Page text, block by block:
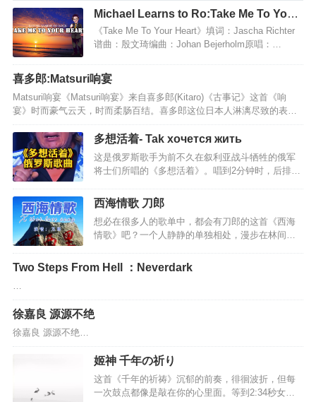
Michael Learns to Ro:Take Me To Your
Heart
《Take Me To Your Heart》填词：Jascha Richter
谱曲：殷文琦编曲：Johan Bejerholm原唱：
snow藏身于雨雪之中Trying to forget but I won't let
go努力忘记,但我怎能就这样离去Looking at a
crowded street看着熙熙攘攘的街道Listening to my
own heart beat却只能听见自…
喜多郎:Matsuri响宴
Matsuri响宴《Matsuri响宴》来自喜多郎(Kitaro)《古事记》这首《响
宴》时而豪气云天，时而柔肠百结。喜多郎这位日本人淋漓尽致的表达
了中国传统文化之中的一脉清奇、潇洒、隐逸、放达的神韵。这种神韵
在庄周的子非鱼，安知我不知鱼之乐”，嵇康的目送归鸿，手挥五弦。俯
仰自得，游心太玄。”，陶渊明的采菊东篱下，悠然见南山”，李太白的明
朝散发弄扁舟”，苏东坡的一蓑烟雨任平生”文字中都有相似的影子。听这
首曲子，觉着它摄人心魄，气势磅礴，教人振奋，越听越让人觉得荡气
回肠。恍惚间，仿佛孤独的剑客，衣袂…
多想活着- Tak xoчется жить
这是俄罗斯歌手为前不久在叙利亚战斗牺牲的俄军
将士们所唱的《多想活着》。唱到2分钟时，后排开
全场起立。每个国家和民族都应该崇敬英雄，而不
是什么明星、大款。唯有如此，一个民族才有希望
和前途。如泣如诉的乐曲，哀思，伤感歌曲大意：
你知道吗 多想活着去观赏火红日出活着 正是为了去
爱与你相伴的所有人你知道吗 多想活着黎明时分 与
你一同醒来调煮咖啡世人尚在甜睡你知道吗 多想活
西海情歌 刀郎
想必在很多人的歌单中，都会有刀郎的这首《西海
情歌》吧？一个人静静的单独相处，漫步在林间小
时，想必很多人都会被歌词中的凄婉缠绵给打动，
背后有个让人心碎的故事。在《西海情歌》中，主
要讲述的就是女孩的恋人去世，女孩悲伤绝望，问
质问，痛苦哀婉的歌词，眼泪都忍不住落下。而这
首歌曲的背后，更…
Two Steps From Hell ：Neverdark
…
徐嘉良 源源不绝
徐嘉良 源源不绝…
姬神 千年の祈り
这首《千年的祈祷》沉郁的前奏，徘徊波折，但每
一次鼓点都像是敲在你的心里面。等到2:34秒女声